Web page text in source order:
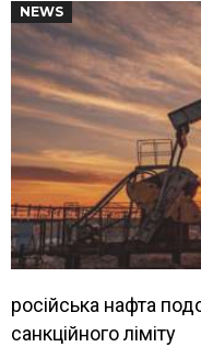
NEWS
російська нафта
санкційного ліміту